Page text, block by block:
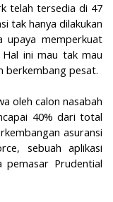
telah tersedia di 47
tak hanya dilakukan
upaya memperkuat
Hal ini mau tak mau
berkembang pesat.
oleh calon nasabah
40% dari total
asuransi
sebuah aplikasi
Prudential